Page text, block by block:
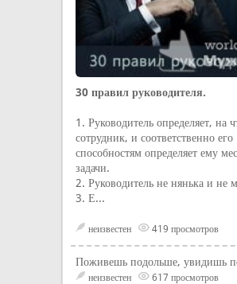
30 правил руководителя.
1. Руководитель определяет, на
сотрудник, и соответственно его
способностям определяет ему
задачи.
2. Руководитель не нянька и не
3. Е...
неизвестен 419 просмотров
Поживешь подольше, увидишь
неизвестен 617 просмотров